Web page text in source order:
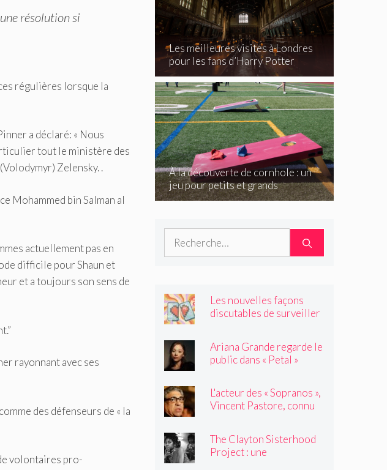
résolution si
régulières lorsque la
a déclaré: « Nous
tout le ministère des
Zelensky. .
Mohammed bin Salman al
actuellement pas en
difficile pour Shaun et
et a toujours son sens de
rayonnant avec ses
des défenseurs de « la
volontaires pro-
Les meilleures visites à Londres
pour les fans d’Harry Potter
À la découverte de cornhole : un
jeu pour petits et grands
Rechercher :
Les nouvelles façons
discutables de surveiller
Ariana Grande regarde le
public dans « Petal »
L'acteur des « Sopranos »,
Vincent Pastore, connu
ans
The Clayton Sisterhood
Project : une